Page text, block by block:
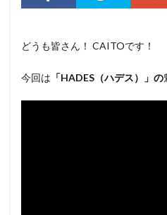
どうも皆さん！ CAITOです！
今回は 「HADES（ハデス）」の